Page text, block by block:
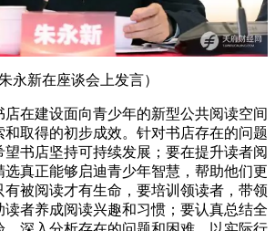
朱永新在座谈会上发言）
在建设面向青少年的新型公共阅读空间
取得的初步成效。针对书店存在的问题
书店坚持可持续发展；要在提升读者阅
真正能够启迪青少年智慧，帮助他们更
被阅读才有生命，要培训领读者，带领
者养成阅读兴趣和习惯；要认真总结全